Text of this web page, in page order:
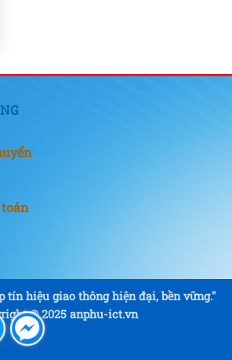
tín hiệu giao thông hiện đại, bền vững."
© 2025 anphu-ict.vn